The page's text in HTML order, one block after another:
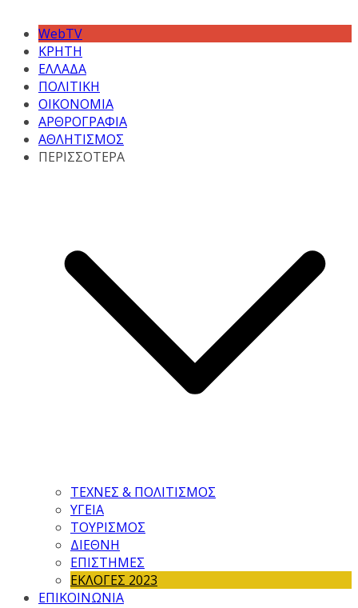
WebTV
ΚΡΗΤΗ
ΕΛΛΑΔΑ
ΠΟΛΙΤΙΚΗ
ΟΙΚΟΝΟΜΙΑ
ΑΡΘΡΟΓΡΑΦΙΑ
ΑΘΛΗΤΙΣΜΟΣ
ΠΕΡΙΣΣΟΤΕΡΑ
ΤΕΧΝΕΣ & ΠΟΛΙΤΙΣΜΟΣ
ΥΓΕΙΑ
ΤΟΥΡΙΣΜΟΣ
ΔΙΕΘΝΗ
ΕΠΙΣΤΗΜΕΣ
ΕΚΛΟΓΕΣ 2023
ΕΠΙΚΟΙΝΩΝΙΑ